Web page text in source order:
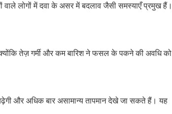
वाले लोगों में दवा के असर में बदलाव जैसी समस्याएँ प्रमुख हैं।
तेज़ गर्मी और कम बारिश ने फसल के पकने की अवधि को
और अधिक बार असामान्य तापमान देखे जा सकते हैं। यह